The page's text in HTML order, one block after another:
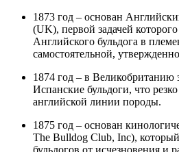
1873 год – основан
(UK), первой задачей
Английского бульдога в
самостоятельной,
1874 год – в Великобританию
Испанские бульдоги, что
английской линии породы.
1875 год – основан
The Bulldog Club, Inc),
бульдогов от исчезновения и